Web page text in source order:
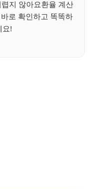
지 않아요환율 계산
로 확인하고 똑똑하
요!